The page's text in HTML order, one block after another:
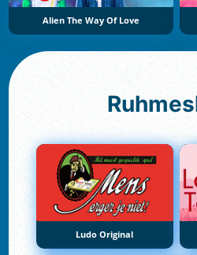
Alien The Way Of Love
Ludo Original